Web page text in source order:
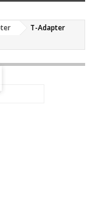
T-Adapter